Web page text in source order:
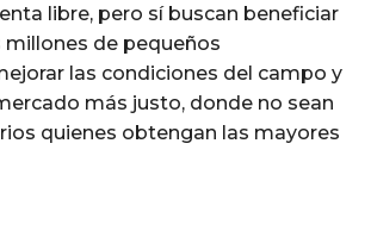
libre, pero sí buscan beneficiar
millones de pequeños
las condiciones del campo y
más justo, donde no sean
quienes obtengan las mayores